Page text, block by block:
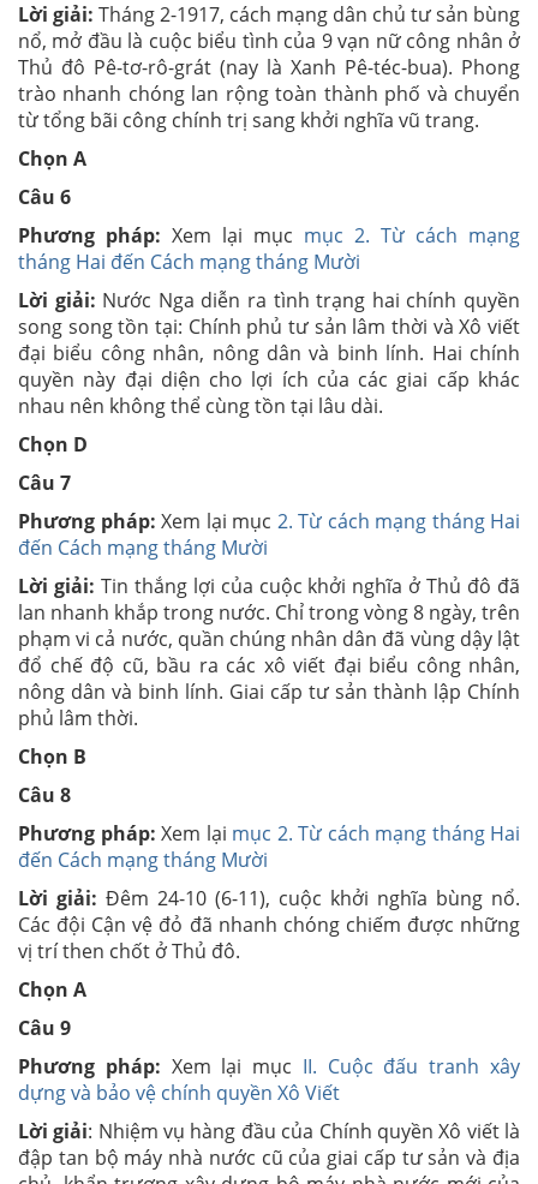
Lời giải: Tháng 2-1917, cách mạng dân chủ tư sản bùng
nổ, mở đầu là cuộc biểu tình của 9 vạn nữ công nhân ở
Thủ đô Pê-tơ-rô-grát (nay là Xanh Pê-téc-bua). Phong
trào nhanh chóng lan rộng toàn thành phố và chuyển
từ tổng bãi công chính trị sang khởi nghĩa vũ trang.
Chọn A
Câu 6
Phương pháp: Xem lại mục mục 2. Từ cách mạng
tháng Hai đến Cách mạng tháng Mười
Lời giải: Nước Nga diễn ra tình trạng hai chính quyền
song song tồn tại: Chính phủ tư sản lâm thời và Xô viết
đại biểu công nhân, nông dân và binh lính. Hai chính
quyền này đại diện cho lợi ích của các giai cấp khác
nhau nên không thể cùng tồn tại lâu dài.
Chọn D
Câu 7
Phương pháp: Xem lại mục 2. Từ cách mạng tháng Hai
đến Cách mạng tháng Mười
Lời giải: Tin thắng lợi của cuộc khởi nghĩa ở Thủ đô đã
lan nhanh khắp trong nước. Chỉ trong vòng 8 ngày, trên
phạm vi cả nước, quần chúng nhân dân đã vùng dậy lật
đổ chế độ cũ, bầu ra các xô viết đại biểu công nhân,
nông dân và binh lính. Giai cấp tư sản thành lập Chính
phủ lâm thời.
Chọn B
Câu 8
Phương pháp: Xem lại mục 2. Từ cách mạng tháng Hai
đến Cách mạng tháng Mười
Lời giải: Đêm 24-10 (6-11), cuộc khởi nghĩa bùng nổ.
Các đội Cận vệ đỏ đã nhanh chóng chiếm được những
vị trí then chốt ở Thủ đô.
Chọn A
Câu 9
Phương pháp: Xem lại mục II. Cuộc đấu tranh xây
dựng và bảo vệ chính quyền Xô Viết
Lời giải: Nhiệm vụ hàng đầu của Chính quyền Xô viết là
đập tan bộ máy nhà nước cũ của giai cấp tư sản và địa